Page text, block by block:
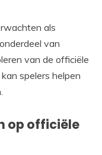
als
van
van de officiële
spelers helpen
op officiële